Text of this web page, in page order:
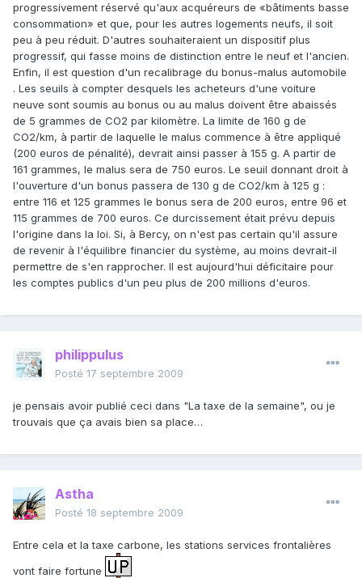
progressivement réservé qu'aux acquéreurs de «bâtiments basse
consommation» et que, pour les autres logements neufs, il soit
peu à peu réduit. D'autres souhaiteraient un dispositif plus
progressif, qui fasse moins de distinction entre le neuf et l'ancien.
Enfin, il est question d'un recalibrage du bonus-malus automobile
. Les seuils à compter desquels les acheteurs d'une voiture
neuve sont soumis au bonus ou au malus doivent être abaissés
de 5 grammes de CO2 par kilomètre. La limite de 160 g de
CO2/km, à partir de laquelle le malus commence à être appliqué
(200 euros de pénalité), devrait ainsi passer à 155 g. A partir de
161 grammes, le malus sera de 750 euros. Le seuil donnant droit à
l'ouverture d'un bonus passera de 130 g de CO2/km à 125 g :
entre 116 et 125 grammes le bonus sera de 200 euros, entre 96 et
115 grammes de 700 euros. Ce durcissement était prévu depuis
l'origine dans la loi. Si, à Bercy, on n'est pas certain qu'il assure
de revenir à l'équilibre financier du système, au moins devrait-il
permettre de s'en rapprocher. Il est aujourd'hui déficitaire pour
les comptes publics d'un peu plus de 200 millions d'euros.
philippulus
Posté 17 septembre 2009
je pensais avoir publié ceci dans "La taxe de la semaine", ou je
trouvais que ça avais bien sa place…
Astha
Posté 18 septembre 2009
Entre cela et la taxe carbone, les stations services frontalières
vont faire fortune